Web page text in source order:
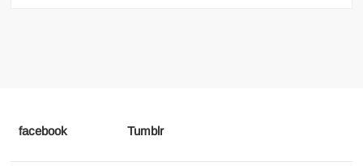
facebook Tumblr